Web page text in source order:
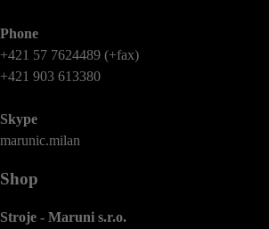
Phone
+421 57 7624489 (+fax)
+421 903 613380
Skype
marunic.milan
Shop
Stroje - Maruni s.r.o.